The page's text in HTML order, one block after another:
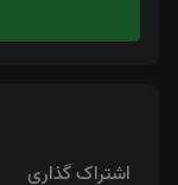
اشتراک گذاری